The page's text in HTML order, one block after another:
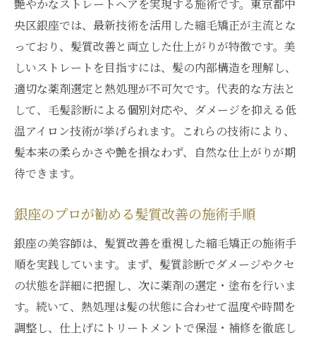
艶やかなストレートヘアを実現する施術です。東京都中
央区銀座では、最新技術を活用した縮毛矯正が主流とな
っており、髪質改善と両立した仕上がりが特徴です。美
しいストレートを目指すには、髪の内部構造を理解し、
適切な薬剤選定と熱処理が不可欠です。代表的な方法と
して、毛髪診断による個別対応や、ダメージを抑える低
温アイロン技術が挙げられます。これらの技術により、
髪本来の柔らかさや艶を損なわず、自然な仕上がりが期
待できます。
銀座のプロが勧める髪質改善の施術手順
銀座の美容師は、髪質改善を重視した縮毛矯正の施術手
順を実践しています。まず、髪質診断でダメージやクセ
の状態を詳細に把握し、次に薬剤の選定・塗布を行いま
す。続いて、熱処理は髪の状態に合わせて温度や時間を
調整し、仕上げにトリートメントで保湿・補修を徹底し